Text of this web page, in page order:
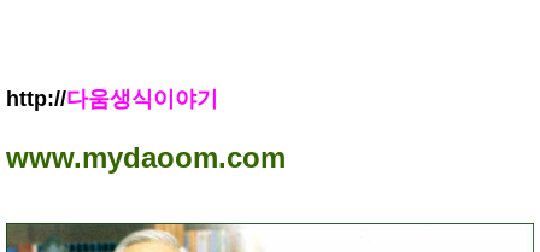
http://다움생식이야기
www.mydaoom.com